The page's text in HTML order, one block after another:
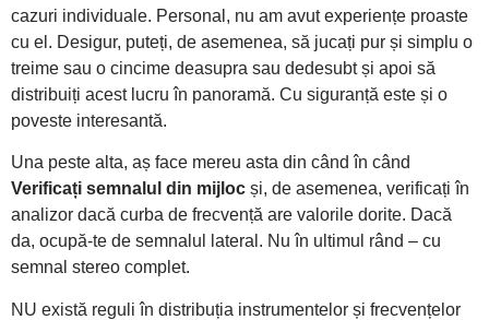
cazuri individuale. Personal, nu am avut experiențe proaste
cu el. Desigur, puteți, de asemenea, să jucați pur și simplu o
treime sau o cincime deasupra sau dedesubt și apoi să
distribuiți acest lucru în panoramă. Cu siguranță este și o
poveste interesantă.
Una peste alta, aș face mereu asta din când în când
Verificați semnalul din mijloc și, de asemenea, verificați în
analizor dacă curba de frecvență are valorile dorite. Dacă
da, ocupă-te de semnalul lateral. Nu în ultimul rând – cu
semnal stereo complet.
NU există reguli în distribuția instrumentelor și frecvențelor